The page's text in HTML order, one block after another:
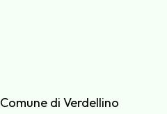
Comune di Verdellino